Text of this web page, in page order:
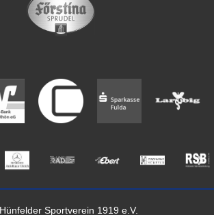
Hünfelder Sportverein 1919 e.V.